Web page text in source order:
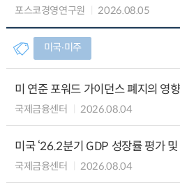
포스코경영연구원 2026.08.05
미국∙미주
미 연준 포워드 가이던스 폐지의 영
국제금융센터 2026.08.04
미국 ‘26.2분기 GDP 성장률 평가
국제금융센터 2026.08.04